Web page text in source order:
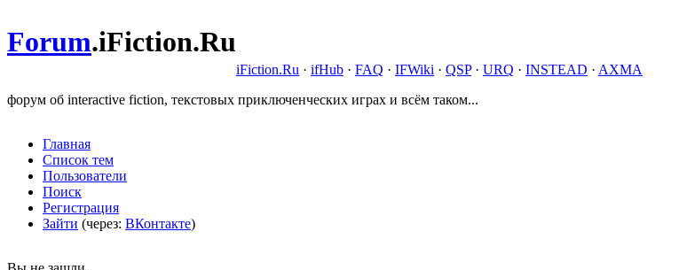
Forum.iFiction.Ru
iFiction.Ru · ifHub · FAQ · IFWiki · QSP· URQ · INSTEAD · AXMA
форум об interactive fiction, текстовых приключенческих играх и всём таком...
Главная
Список тем
Пользователи
Поиск
Регистрация
Зайти (через: ВКонтакте)